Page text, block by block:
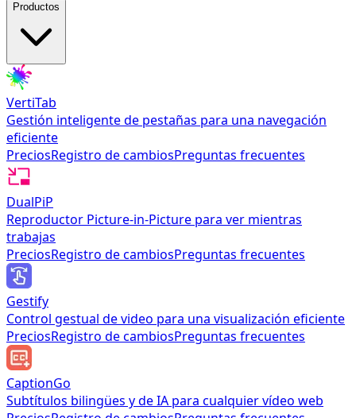
Productos
VertiTab
Gestión inteligente de pestañas para una navegación
eficiente
PreciosRegistro de cambiosPreguntas frecuentes
DualPiP
Reproductor Picture-in-Picture para ver mientras
trabajas
PreciosRegistro de cambiosPreguntas frecuentes
Gestify
Control gestual de video para una visualización eficiente
PreciosRegistro de cambiosPreguntas frecuentes
CaptionGo
Subtítulos bilingües y de IA para cualquier vídeo web